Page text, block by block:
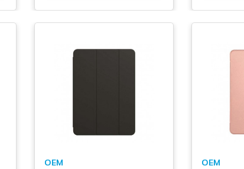
OEM
OEM